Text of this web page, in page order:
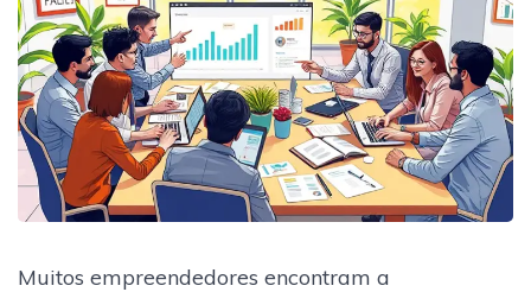
Muitos empreendedores encontram a